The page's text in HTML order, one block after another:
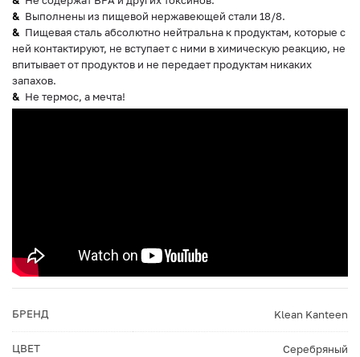
Выполнены из пищевой нержавеющей стали 18/8.
Пищевая сталь абсолютно нейтральна к продуктам, которые с
ней контактируют, не вступает с ними в химическую реакцию, не
впитывает от продуктов и не передает продуктам никаких
запахов.
Не термос, а мечта!
БРЕНД Klean Kanteen
ЦВЕТ Серебряный